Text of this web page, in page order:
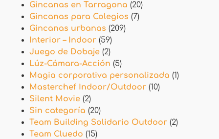
Gincanas en Tarragona (20)
Gincanas para Colegios (7)
Gincanas urbanas (209)
Interior – Indoor (59)
Juego de Dobaje (2)
Lúz-Cámara-Acción (5)
Magia corporativa personalizada (1)
Masterchef Indoor/Outdoor (10)
Silent Movie (2)
Sin categoría (20)
Team Building Solidario Outdoor (2)
Team Cluedo (15)